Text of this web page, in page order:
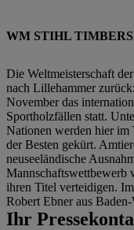
WM STIHL
Die Weltmeisterschaft
nach Lillehammer
November das
Sportholzfällen statt.
Nationen werden hier im
der Besten gekürt.
neuseeländische
Mannschaftswettbewerb
ihren Titel verteidigen.
Robert Ebner aus
Ihr